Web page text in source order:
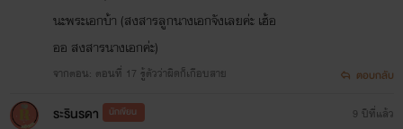
นะพระเอกบ้า (สงสารลูกนางเอกจังเลยค่ะ เฮ้อ
ออ สงสารนางเอกค่ะ)
จากตอน: ตอนที่ 17 รู้ตัวว่าผิดก็เกือบสาย ตอบกลับ
ระรินรดา นักเขียน 9 ปีที่แล้ว